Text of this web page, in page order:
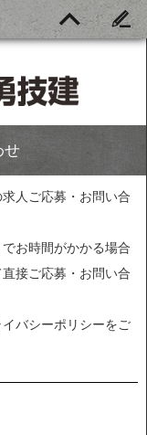
せ
人ご応募・お問い合
お時間がかかる場合
接ご応募・お問い合
バシーポリシーをご